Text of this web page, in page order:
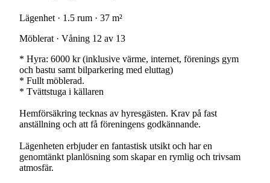
Lägenhet · 1.5 rum · 37 m²
Möblerat · Våning 12 av 13
* Hyra: 6000 kr (inklusive värme, internet, förenings gym
och bastu samt bilparkering med eluttag)
* Fullt möblerad.
* Tvättstuga i källaren
Hemförsäkring tecknas av hyresgästen. Krav på fast
anställning och att få föreningens godkännande.
Lägenheten erbjuder en fantastisk utsikt och har en
genomtänkt planlösning som skapar en rymlig och trivsam
atmosfär.